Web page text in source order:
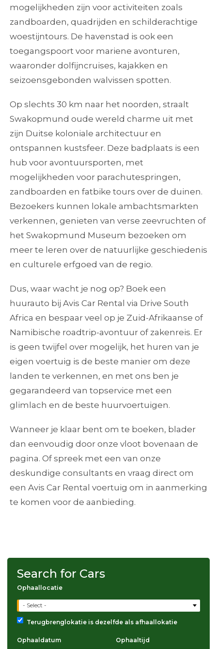
Search for Cars
Ophaallocatie
- Select -
Terugbrenglokatie is dezelfde als afhaallokatie
Ophaaldatum Ophaaltijd
mogelijkheden zijn voor activiteiten zoals
zandboarden, quadrijden en schilderachtige
woestijntours. De havenstad is ook een
toegangspoort voor mariene avonturen,
waaronder dolfijncruises, kajakken en
seizoensgebonden walvissen spotten.
Op slechts 30 km naar het noorden, straalt
Swakopmund oude wereld charme uit met
zijn Duitse koloniale architectuur en
ontspannen kustsfeer. Deze badplaats is een
hub voor avontuursporten, met
mogelijkheden voor parachutespringen,
zandboarden en fatbike tours over de duinen.
Bezoekers kunnen lokale ambachtsmarkten
verkennen, genieten van verse zeevruchten of
het Swakopmund Museum bezoeken om
meer te leren over de natuurlijke geschiedenis
en culturele erfgoed van de regio.
Dus, waar wacht je nog op? Boek een
huurauto bij Avis Car Rental via Drive South
Africa en bespaar veel op je Zuid-Afrikaanse of
Namibische roadtrip-avontuur of zakenreis. Er
is geen twijfel over mogelijk, het huren van je
eigen voertuig is de beste manier om deze
landen te verkennen, en met ons ben je
gegarandeerd van topservice met een
glimlach en de beste huurvoertuigen.
Wanneer je klaar bent om te boeken, blader
dan eenvoudig door onze vloot bovenaan de
pagina. Of spreek met een van onze
deskundige consultants en vraag direct om
een Avis Car Rental voertuig om in aanmerking
te komen voor de aanbieding.